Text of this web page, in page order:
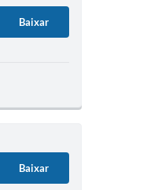
Baixar
Baixar